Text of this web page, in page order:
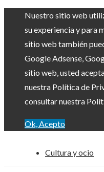
Nuestro sitio web
su experiencia y para
sitio web también
Google Adsense,
sitio web, usted
nuestra Política de
consultar nuestra
Ok, Acepto
Cultura y ocio